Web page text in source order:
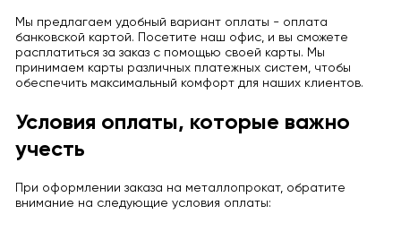
Мы предлагаем удобный вариант оплаты - оплата
банковской картой. Посетите наш офис, и вы сможете
расплатиться за заказ с помощью своей карты. Мы
принимаем карты различных платежных систем, чтобы
обеспечить максимальный комфорт для наших клиентов.
Условия оплаты, которые важно
учесть
При оформлении заказа на металлопрокат, обратите
внимание на следующие условия оплаты: